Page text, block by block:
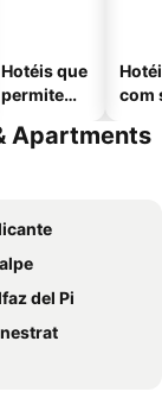
Hotéis que
permitem
com
Apartments
del Pi